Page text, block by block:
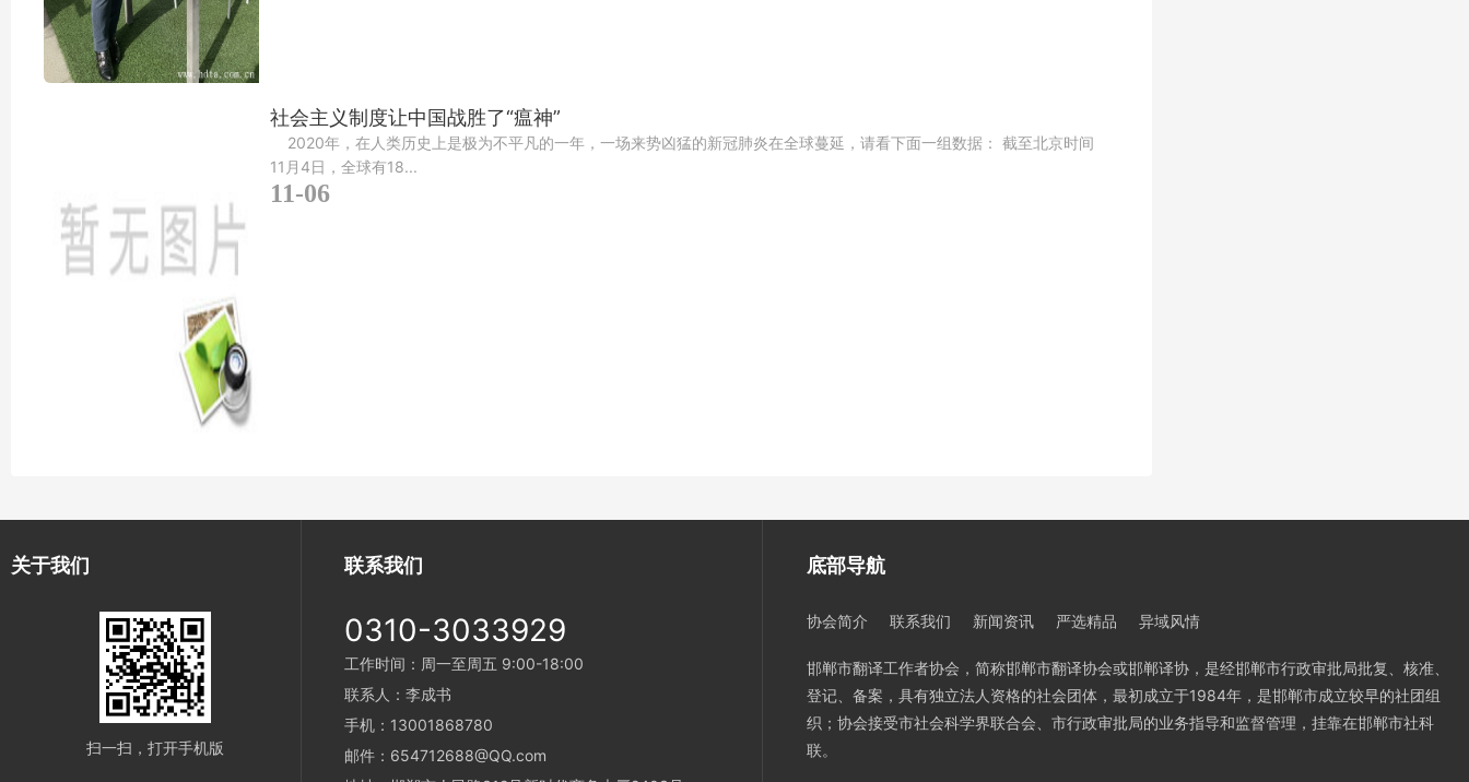
社会主义制度让中国战胜了“瘟神”
2020年，在人类历史上是极为不平凡的一年，一场来势凶猛的新冠肺炎在全球蔓延，请看下面一组数据： 截至北京时间
11月4日，全球有18...
11-06
关于我们
扫一扫，打开手机版
联系我们
0310-3033929
工作时间：周一至周五 9:00-18:00
联系人：李成书
手机：13001868780
邮件：654712688@QQ.com
底部导航
协会简介 联系我们 新闻资讯 严选精品 异域风情
邯郸市翻译工作者协会，简称邯郸市翻译协会或邯郸译协，是经邯郸市行政审批局批复、核准、
登记、备案，具有独立法人资格的社会团体，最初成立于1984年，是邯郸市成立较早的社团组
织；协会接受市社会科学界联合会、市行政审批局的业务指导和监督管理，挂靠在邯郸市社科
联。